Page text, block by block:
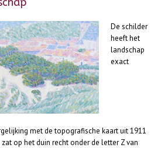
De schilder
heeft het
landschap
exact
met de topografische kaart uit 1911
op het duin recht onder de letter Z van